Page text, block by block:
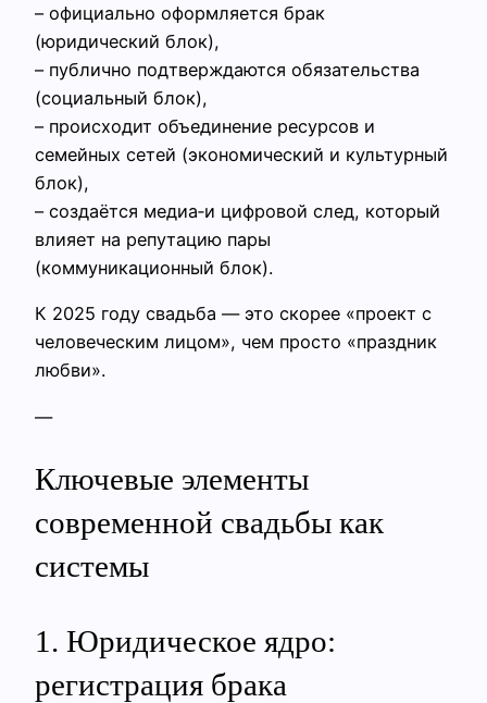
– официально оформляется брак
(юридический блок),
– публично подтверждаются обязательства
(социальный блок),
– происходит объединение ресурсов и
семейных сетей (экономический и культурный
блок),
– создаётся медиа‑и цифровой след, который
влияет на репутацию пары
(коммуникационный блок).
К 2025 году свадьба — это скорее «проект с
человеческим лицом», чем просто «праздник
любви».
—
Ключевые элементы
современной свадьбы как
системы
1. Юридическое ядро:
регистрация брака